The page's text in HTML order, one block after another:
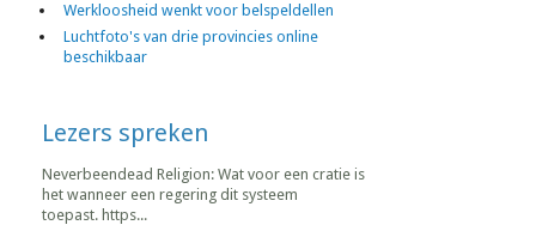
Werkloosheid wenkt voor belspeldellen
Luchtfoto's van drie provincies online
beschikbaar
Lezers spreken
Neverbeendead Religion: Wat voor een cratie is
het wanneer een regering dit systeem
toepast. https...